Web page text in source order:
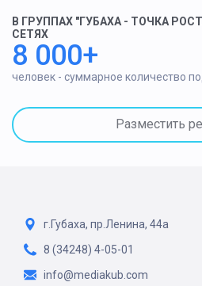
В ГРУППАХ "ГУБАХА - ТОЧКА
СЕТЯХ
8 000+
человек - суммарное количество
Разместить
г.Губаха, пр.Ленина, 44а
8 (34248) 4-05-01
info@mediakub.com